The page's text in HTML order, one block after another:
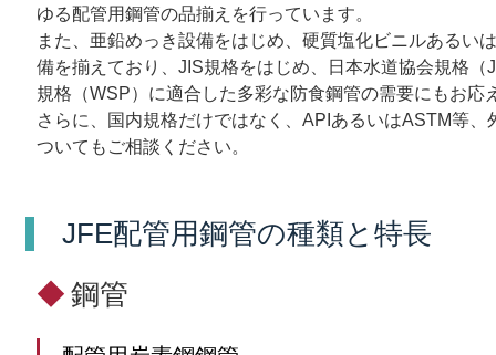
ゆる配管用鋼管の品揃えを行っています。
また、亜鉛めっき設備をはじめ、硬質塩化ビニルあるい
備を揃えており、JIS規格をはじめ、日本水道協会規格（
規格（WSP）に適合した多彩な防食鋼管の需要にもお応
さらに、国内規格だけではなく、APIあるいはASTM等、
ついてもご相談ください。
JFE配管用鋼管の種類と特長
◆ 鋼管